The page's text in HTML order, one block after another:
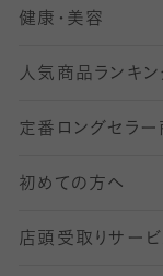
オーバーニー
111〜210デ
211デニール
5 分丈
6 分丈レギンス
7 分丈 レギン
8分丈 レギンス
10分丈 レギ
美脚ストッキン
オールスルー
フレッシャー
冠婚葬祭向け
スーツカジュ
ロングホーズ
ランニングソッ
ゴルフソックス
サッカー・フッ
ヨガソックス・
スポーツ用レ
健康・美容
インナーソック
加圧・着圧ソ
冷えとり靴下
着圧・加圧タイ
人気商品ランキン
定番ロングセラ
初めての方へ
店頭受取りサービ